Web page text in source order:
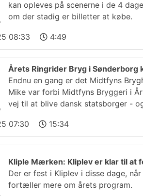
kan opleves på scenerne i de 4
om der stadig er billetter at købe.
08:33 4:49
Årets Ringrider Bryg i Sønderborg
Endnu en gang er det Midtfyns
Mike var forbi Midtfyns Bryggeri i
vej til at blive dansk statsborger -
07:30 15:34
Kliple Mærken: Kliplev er klar til at
Der er fest i Kliplev i disse dage,
fortæller mere om årets program.